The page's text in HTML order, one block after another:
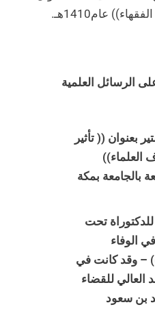
عام1410هـ.
الرسائل العلمية
بعنوان (( تأثير
العلماء))
بالجامعة بمكة
تحت
الوفاء
– وقد كانت في
العالي للقضاء
بن سعود